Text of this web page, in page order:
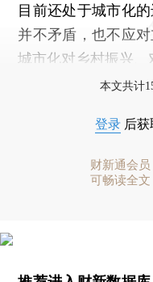
目前还处于城市化
并不矛盾，也不应
城市化对乡村振兴、
本文共计
登录 后
财新通会员
可畅读全文